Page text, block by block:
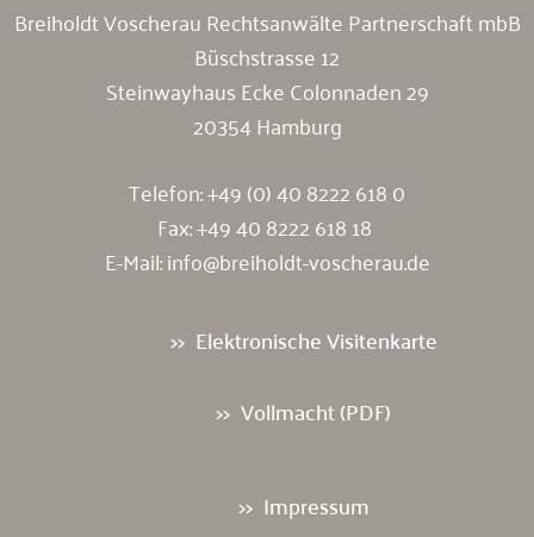
Breiholdt Voscherau Rechtsanwälte Partnerschaft mbB
Büschstrasse 12
Steinwayhaus Ecke Colonnaden 29
20354 Hamburg
Telefon:+49 (0) 40 8222 618 0
Fax: +49 40 8222 618 18
E-Mail:info@breiholdt-voscherau.de
Elektronische Visitenkarte
Vollmacht (PDF)
Impressum